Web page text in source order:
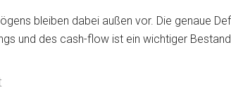
bleiben dabei außen vor. Die genaue
und des cash-flow ist ein wichtiger